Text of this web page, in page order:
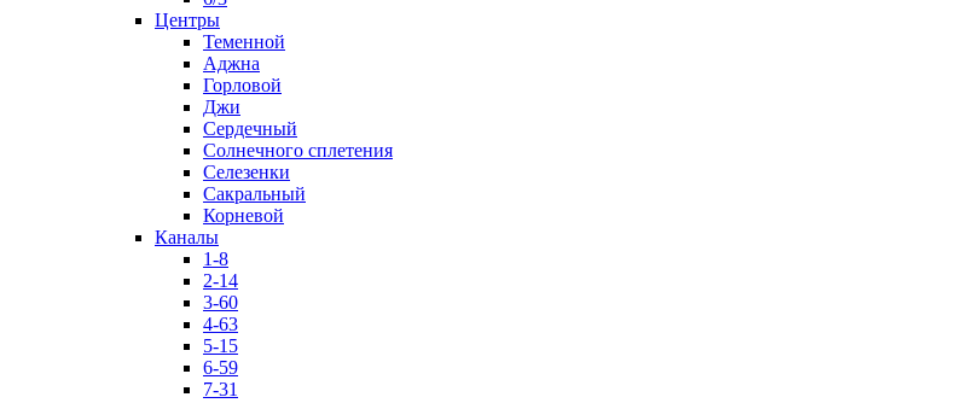
Центры
Теменной
Аджна
Горловой
Джи
Сердечный
Солнечного сплетения
Селезенки
Сакральный
Корневой
Каналы
1-8
2-14
3-60
4-63
5-15
6-59
7-31